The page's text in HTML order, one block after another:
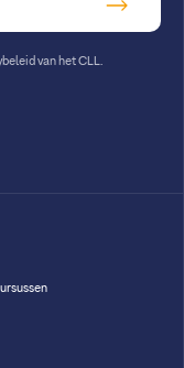
van het CLL